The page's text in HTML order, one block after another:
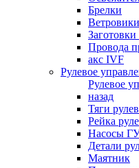
Брелки
Ветровики
Провода
акс IVF
Рулевое
Рулевое
назад
Тяги
Рейка
Насосы
Детали
Маятник